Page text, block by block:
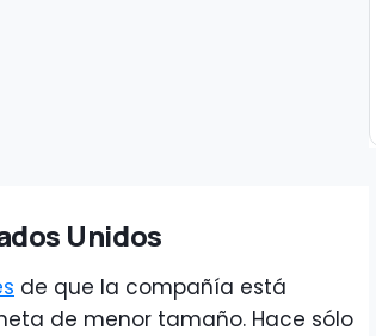
Unidos
de que la compañía está
de menor tamaño. Hace sólo